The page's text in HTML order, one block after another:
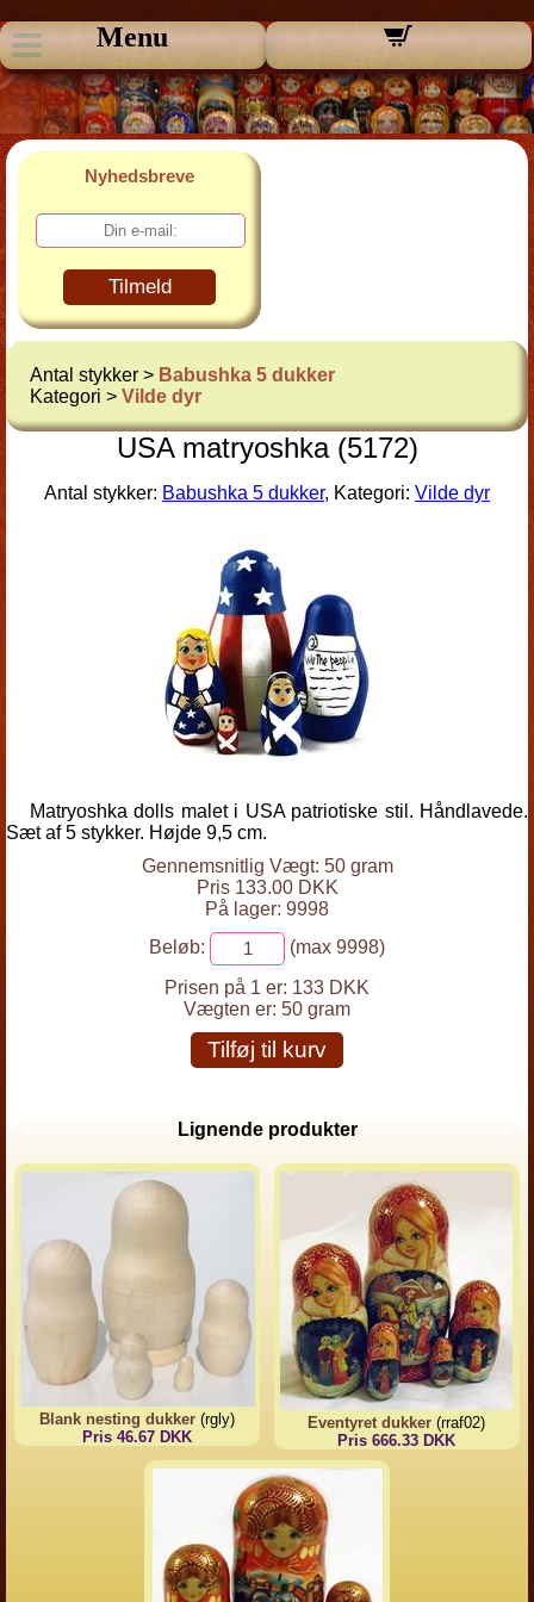
Menu
Nyhedsbreve
Tilmeld
Antal stykker > Babushka 5 dukker
Kategori > Vilde dyr
USA matryoshka (5172)
Antal stykker: Babushka 5 dukker, Kategori: Vilde dyr
Matryoshka dolls malet i USA patriotiske stil. Håndlavede.
Sæt af 5 stykker. Højde 9,5 cm.
Gennemsnitlig Vægt: 50 gram
Pris 133.00 DKK
På lager: 9998
Beløb:
(max 9998)
Prisen på 1 er: 133 DKK
Vægten er: 50 gram
Tilføj til kurv
Lignende produkter
Blank nesting dukker (rgly)
Pris 46.67 DKK
Eventyret dukker (rraf02)
Pris 666.33 DKK